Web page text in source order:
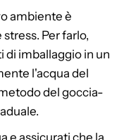
ambiente è
Per farlo,
di imballaggio in un
l'acqua del
del goccia-